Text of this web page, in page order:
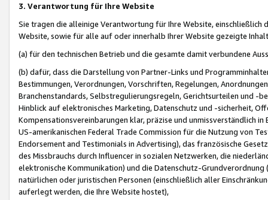
3. Verantwortung für Ihre Website
Sie tragen die alleinige Verantwortung für Ihre Website,
Website, sowie für alle auf oder innerhalb Ihrer Website gezeigte
(a) für den technischen Betrieb und die gesamte damit verbundene
(b) dafür, dass die Darstellung von Partner-Links und
Bestimmungen, Verordnungen, Vorschriften, Regelungen,
Branchenstandards, Selbstregulierungsregeln, Gerichtsurteilen und -
Hinblick auf elektronisches Marketing, Datenschutz und -sicherheit,
Kompensationsvereinbarungen klar, präzise und unmissverständlich
US-amerikanischen Federal Trade Commission für die Nutzung von
Endorsement and Testimonials in Advertising), das französische
des Missbrauchs durch Influencer in sozialen Netzwerken, die
elektronische Kommunikation) und die Datenschutz-
natürlichen oder juristischen Personen (einschließlich aller
auferlegt werden, die Ihre Website hostet),